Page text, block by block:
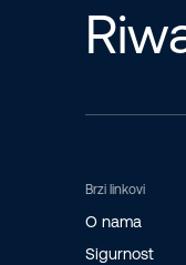
Brzi linkovi
O nama
Sigurnost